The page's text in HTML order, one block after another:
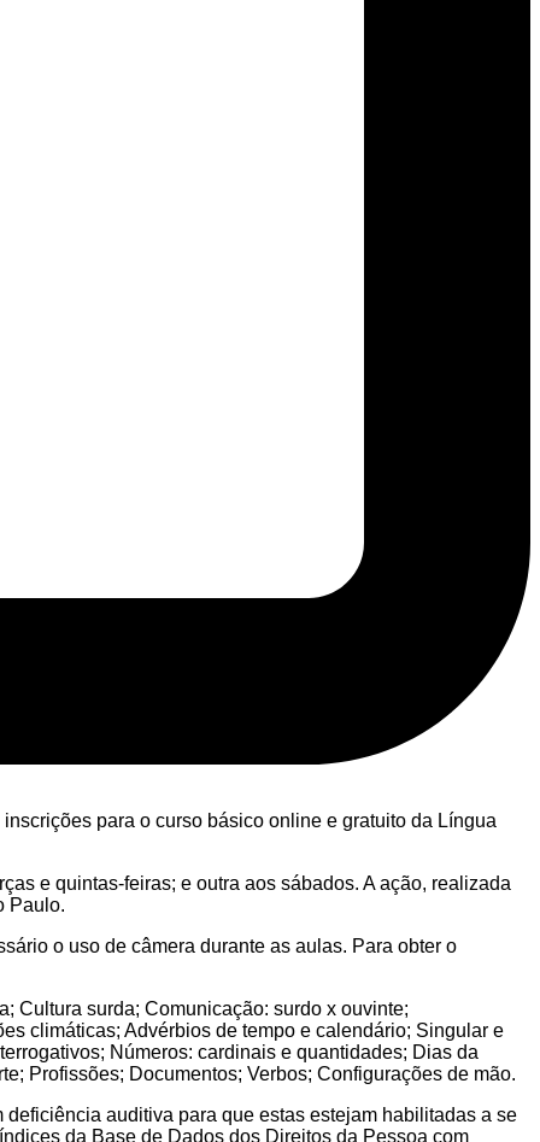
para o curso básico online e gratuito da Língua
e quintas-feiras; e outra aos sábados. A ação, realizada
Paulo.
o uso de câmera durante as aulas. Para obter o
Cultura surda; Comunicação: surdo x ouvinte;
climáticas; Advérbios de tempo e calendário; Singular e
Números: cardinais e quantidades; Dias da
Profissões; Documentos; Verbos; Configurações de mão.
auditiva para que estas estejam habilitadas a se
da Base de Dados dos Direitos da Pessoa com